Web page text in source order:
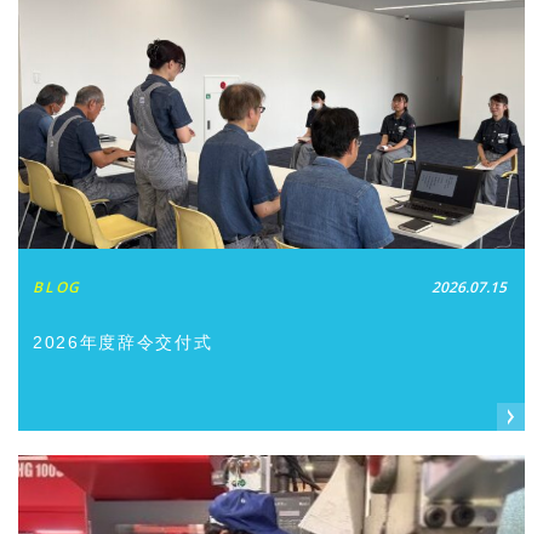
BLOG 2026.07.15
2026年度辞令交付式